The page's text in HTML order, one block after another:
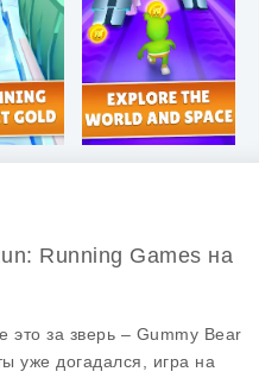
Running Games на
это за зверь – Gummy Bear
уже догадался, игра на